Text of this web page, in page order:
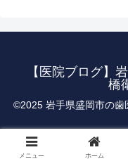
【医院ブログ】
橋
©︎2025 岩手県盛岡市の歯
メニュー ホーム